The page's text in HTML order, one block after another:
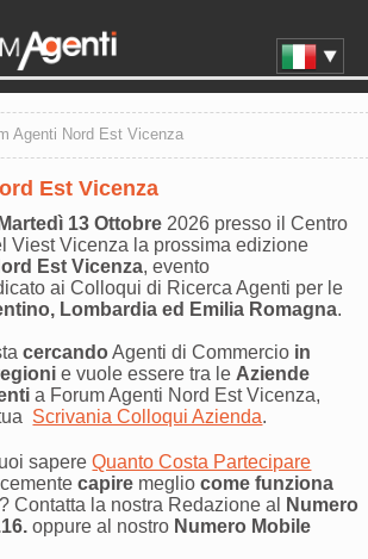
Agenti Nord Est Vicenza
Est Vicenza
13 Ottobre 2026 presso il Centro
Viest Vicenza la prossima edizione
Est Vicenza, evento
ai Colloqui di Ricerca Agenti per le
Lombardia ed Emilia Romagna.
cercandoAgenti di Commercio in
e vuole essere tra le Aziende
a Forum Agenti Nord Est Vicenza,
Scrivania Colloqui Azienda.
sapereQuanto Costa Partecipare
capire megliocome funziona
Contatta la nostra Redazione al
Numero
oppure al nostro Numero Mobile